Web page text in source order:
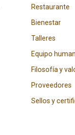
Restaurante
Bienestar
Talleres
Equipo
Filosofía y
Proveedores
Sellos y